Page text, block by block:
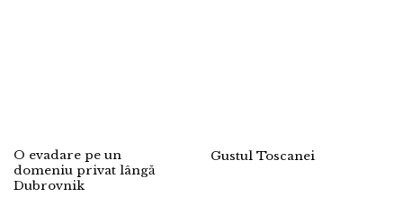
O evadare pe un
domeniu privat lângă
Dubrovnik
Gustul Toscanei